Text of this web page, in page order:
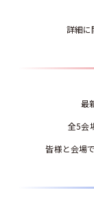
詳細に
最
全5会
皆様と会場